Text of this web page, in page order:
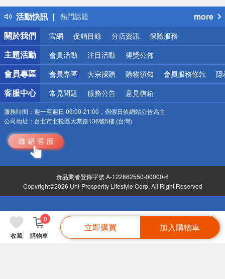
收藏 購物車
0
立即購買 加入購物車
活動快訊
得獎公告
熱門話題
銀行優惠
偏遠地區配送
詐騙網頁！請小心！
more
關於我們
官網 促銷目錄 分店資訊 保險服務
主題活動 會員活動 注目活動 得獎公佈
會員專區 會員專區 大宗採購 購物須知 會員服務條款 隱
客服中心 常見問題 服務公告 意見信箱
服務時間： 週一至週日 09:00-21:00，例假日依網站公告為主
公司地址： 台北市北投區大業路136號5樓 (台灣)
食品業者登錄字號 A-122662550-00000-6
Copyright©2026 Uni-Prosperity Lifestyle Corp. All Right Reserved